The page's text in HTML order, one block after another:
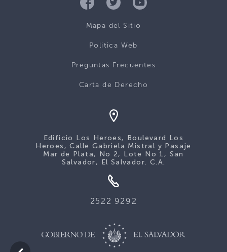
Mapa del Sitio
Politica Web
Preguntas Frecuentes
Carta de Derecho
Edificio Los Heroes, Boulevard Los
Heroes, Calle Gabriela Mistral y Pasaje
Mar de Plata, No 2, Lote No 1, San
Salvador, El Salvador. C.A.
2522 9292